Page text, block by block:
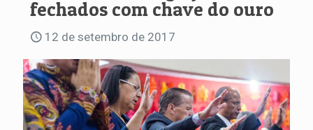
fechados com chave do ouro
12 de setembro de 2017